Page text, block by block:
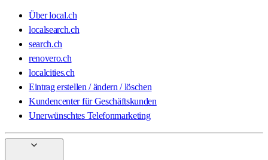
Über local.ch
localsearch.ch
search.ch
renovero.ch
localcities.ch
Eintrag erstellen / ändern / löschen
Kundencenter für Geschäftskunden
Unerwünschtes Telefonmarketing